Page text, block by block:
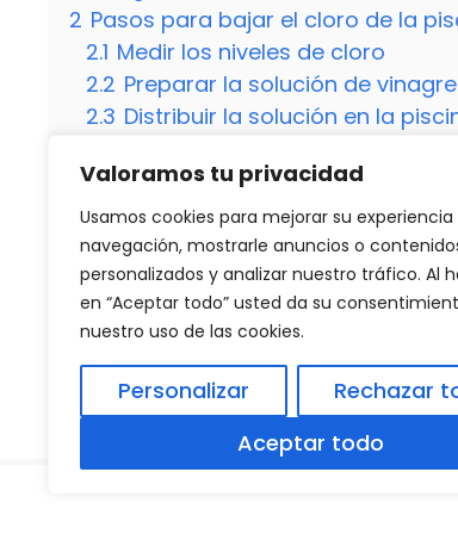
Valoramos tu privacidad
Usamos cookies para mejorar su experiencia
navegación, mostrarle anuncios o
personalizados y analizar nuestro tráfico. Al
en “Aceptar todo” usted da su
nuestro uso de las cookies.
Personalizar
Rechazar
Aceptar todo
2 Pasos para bajar el cloro de la
2.1 Medir los niveles de cloro
2.2 Preparar la solución de vinagre
2.3 Distribuir la solución en la
3 Conclusion
3.1 ¿Puedo usar otros productos
3.2 ¿Con qué frecuencia debo
Categorías
Destacados
Descubre 20 nombres de mujeres
Todo lo que debes saber sobre